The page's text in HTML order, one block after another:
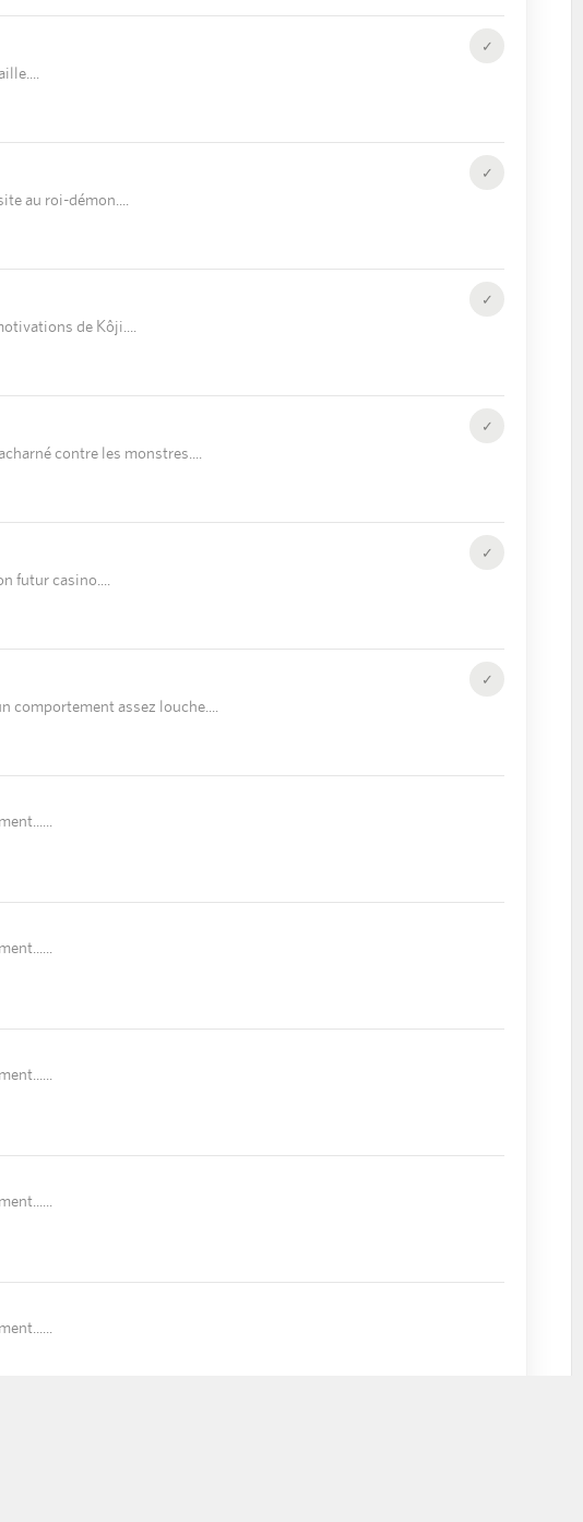
✓
✓
au roi-démon.
✓
de Kôji.
✓
contre les monstres.
✓
futur casino.
✓
comportement assez louche.